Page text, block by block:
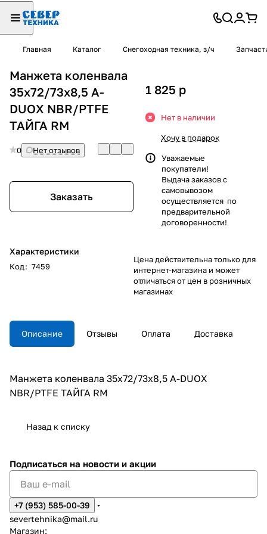
Главная Каталог Снегоходная техника, з/ч
Манжета коленвала
35х72/73х8,5 A-
DUOX NBR/PTFE
ТАЙГА RM
0 Нет отзывов
Заказать
Характеристики
Код: 7459
1 825 p
Нет в наличии
Хочу в подарок
Уважаемые
покупатели!
Выдача заказов с
самовывозом
осуществляется по
предварительной
договоренности!
Цена действительна только для
интернет-магазина и может
отличаться от цен в розничных
магазинах
Описание Отзывы Оплата Доставка
Манжета коленвала 35х72/73х8,5 A-DUOX
NBR/PTFE ТАЙГА RM
Назад к списку
Подписаться на новости и акции
+7 (953) 585-00-39
severtehnika@mail.ru
Магазин: